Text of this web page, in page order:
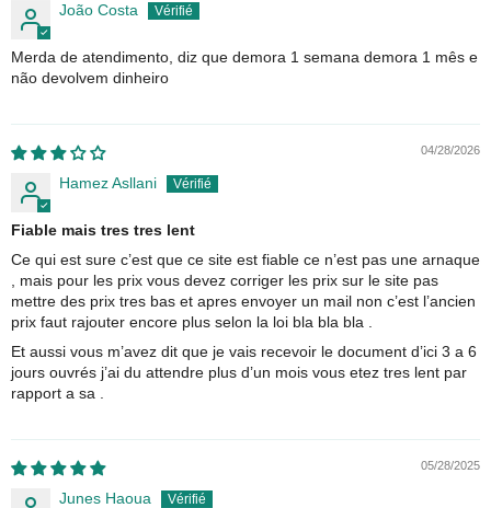
João Costa
Merda de atendimento, diz que demora 1 semana demora 1 mês e
não devolvem dinheiro
04/28/2026
Hamez Asllani
Fiable mais tres tres lent
Ce qui est sure c’est que ce site est fiable ce n’est pas une arnaque
, mais pour les prix vous devez corriger les prix sur le site pas
mettre des prix tres bas et apres envoyer un mail non c’est l’ancien
prix faut rajouter encore plus selon la loi bla bla bla .
Et aussi vous m’avez dit que je vais recevoir le document d’ici 3 a 6
jours ouvrés j’ai du attendre plus d’un mois vous etez tres lent par
rapport a sa .
05/28/2025
Junes Haoua